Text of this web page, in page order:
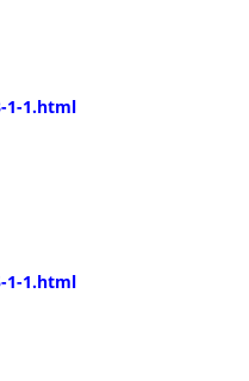
1.html
1.html